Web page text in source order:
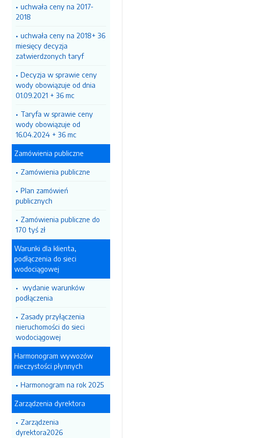
uchwała ceny na 2017-
2018
uchwała ceny na 2018+ 36
miesięcy decyzja
zatwierdzonych taryf
Decyzja w sprawie ceny
wody obowiązuje od dnia
01.09.2021 + 36 mc
Taryfa w sprawie ceny
wody obowiązuje od
16.04.2024 + 36 mc
Zamówienia publiczne
Zamówienia publiczne
Plan zamówień
publicznych
Zamówienia publiczne do
170 tyś zł
Warunki dla klienta,
podłączenia do sieci
wodociągowej
wydanie warunków
podłączenia
Zasady przyłączenia
nieruchomości do sieci
wodociągowej
Harmonogram wywozów
nieczystości płynnych
Harmonogram na rok 2025
Zarządzenia dyrektora
Zarządzenia
dyrektora2026